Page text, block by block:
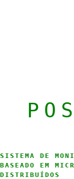
SISTEMA DE
BASEADO EM
DISTRIBUÍDOS